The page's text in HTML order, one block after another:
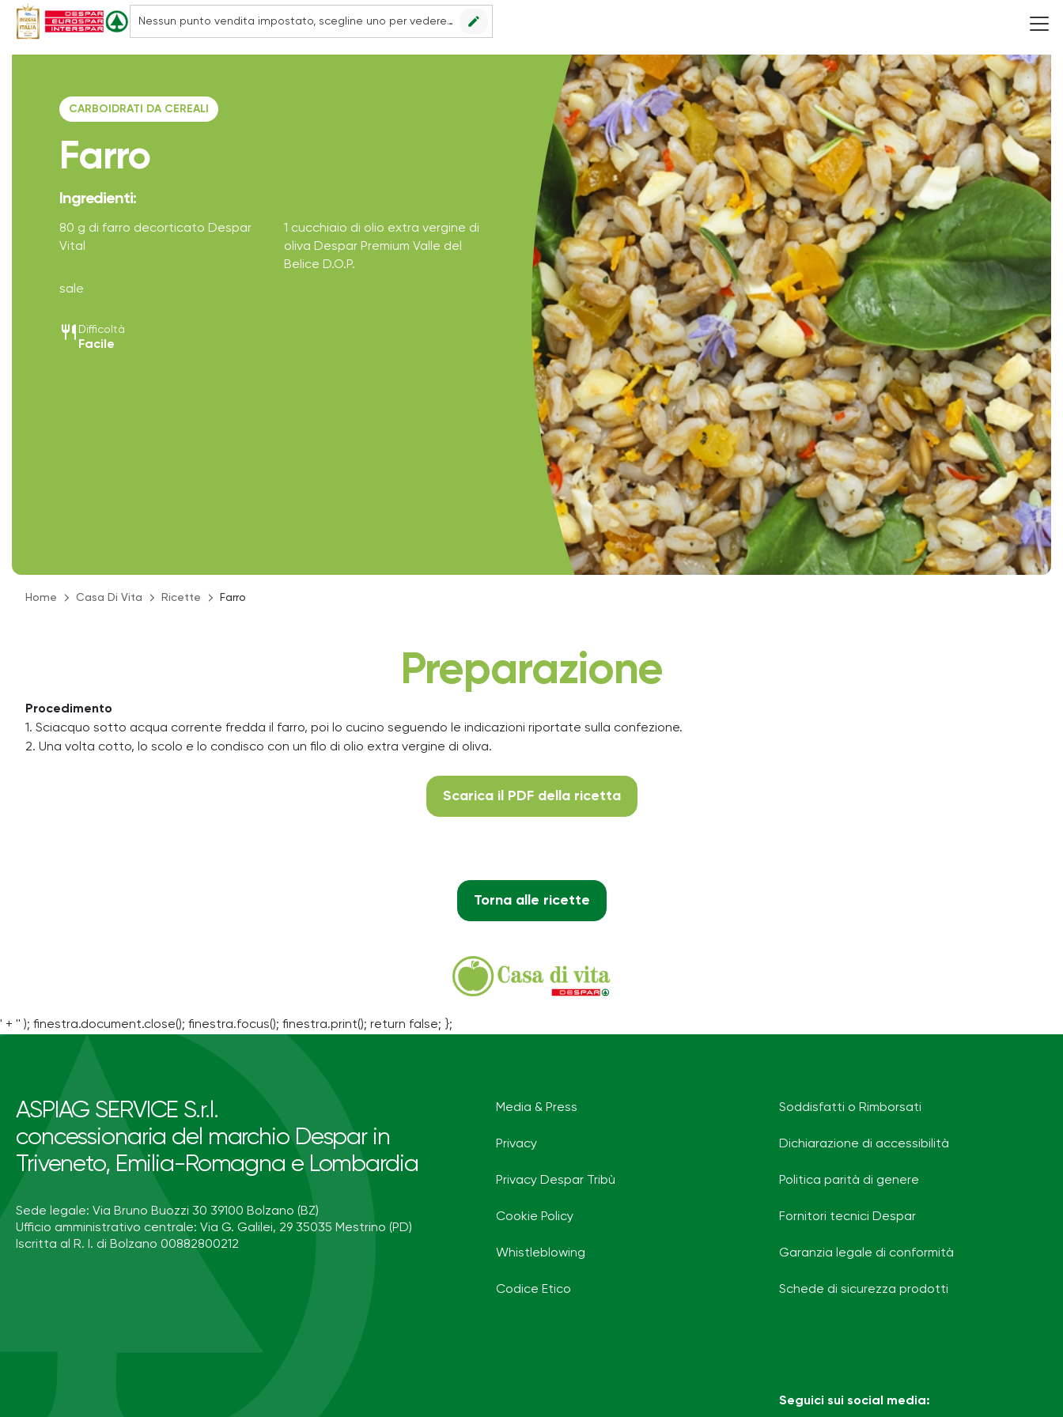
Nessun punto vendita impostato, scegline uno per vedere le offerte. edit
CARBOIDRATI DA CEREALI
Farro
Ingredienti:
80 g di farro decorticato Despar
Vital
1 cucchiaio di olio extra vergine di
oliva Despar Premium Valle del
Belice D.O.P.
sale
restaurant Difficoltà
Facile
Home Casa Di Vita Ricette Farro
Preparazione
Procedimento
1. Sciacquo sotto acqua corrente fredda il farro, poi lo cucino seguendo le indicazioni riportate sulla confezione.
2. Una volta cotto, lo scolo e lo condisco con un filo di olio extra vergine di oliva.
Scarica il PDF della ricetta
Torna alle ricette
' + '' ); finestra.document.close(); finestra.focus(); finestra.print(); return false; };
ASPIAG SERVICE S.r.l.
concessionaria del marchio Despar in
Triveneto, Emilia-Romagna e Lombardia
Sede legale: Via Bruno Buozzi 30 39100 Bolzano (BZ)
Ufficio amministrativo centrale: Via G. Galilei, 29 35035 Mestrino (PD)
Iscritta al R. I. di Bolzano 00882800212
Media & Press
Privacy
Privacy Despar Tribù
Cookie Policy
Whistleblowing
Codice Etico
Soddisfatti o Rimborsati
Dichiarazione di accessibilità
Politica parità di genere
Fornitori tecnici Despar
Garanzia legale di conformità
Schede di sicurezza prodotti
Seguici sui social media: